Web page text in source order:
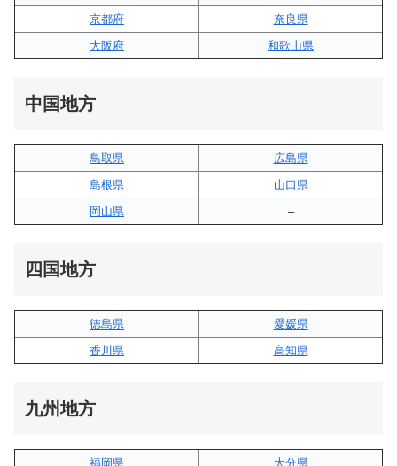
京都府
奈良県
大阪府
和歌山県
中国地方
鳥取県
広島県
島根県
山口県
岡山県
–
四国地方
徳島県
愛媛県
香川県
高知県
九州地方
福岡県 大分県